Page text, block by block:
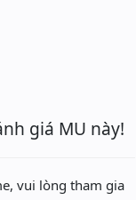
giá MU này!
vui lòng tham gia